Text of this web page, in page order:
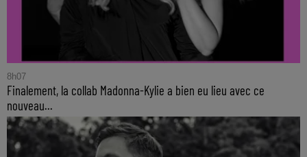
8h07
Finalement, la collab Madonna-Kylie a bien eu lieu avec ce
nouveau...